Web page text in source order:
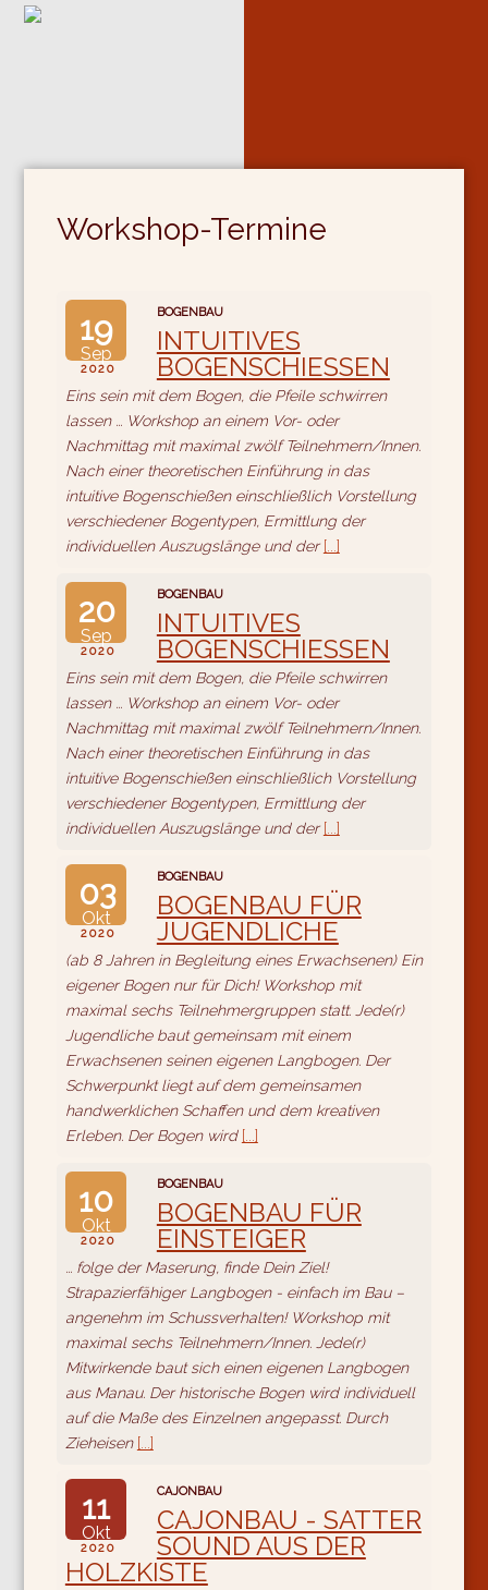
Workshop-Termine
19
Sep
2020
BOGENBAU
INTUITIVES
BOGENSCHIESSEN
Eins sein mit dem Bogen, die Pfeile schwirren
lassen ... Workshop an einem Vor- oder
Nachmittag mit maximal zwölf Teilnehmern/Innen.
Nach einer theoretischen Einführung in das
intuitive Bogenschießen einschließlich Vorstellung
verschiedener Bogentypen, Ermittlung der
individuellen Auszugslänge und der [...]
20
Sep
2020
BOGENBAU
INTUITIVES
BOGENSCHIESSEN
Eins sein mit dem Bogen, die Pfeile schwirren
lassen ... Workshop an einem Vor- oder
Nachmittag mit maximal zwölf Teilnehmern/Innen.
Nach einer theoretischen Einführung in das
intuitive Bogenschießen einschließlich Vorstellung
verschiedener Bogentypen, Ermittlung der
individuellen Auszugslänge und der [...]
03
Okt
2020
BOGENBAU
BOGENBAU FÜR
JUGENDLICHE
(ab 8 Jahren in Begleitung eines Erwachsenen) Ein
eigener Bogen nur für Dich! Workshop mit
maximal sechs Teilnehmergruppen statt. Jede(r)
Jugendliche baut gemeinsam mit einem
Erwachsenen seinen eigenen Langbogen. Der
Schwerpunkt liegt auf dem gemeinsamen
handwerklichen Schaffen und dem kreativen
Erleben. Der Bogen wird [...]
10
Okt
2020
BOGENBAU
BOGENBAU FÜR
EINSTEIGER
... folge der Maserung, finde Dein Ziel!
Strapazierfähiger Langbogen - einfach im Bau –
angenehm im Schussverhalten! Workshop mit
maximal sechs Teilnehmern/Innen. Jede(r)
Mitwirkende baut sich einen eigenen Langbogen
aus Manau. Der historische Bogen wird individuell
auf die Maße des Einzelnen angepasst. Durch
Zieheisen [...]
11
Okt
2020
CAJONBAU
CAJONBAU - SATTER
SOUND AUS DER
HOLZKISTE